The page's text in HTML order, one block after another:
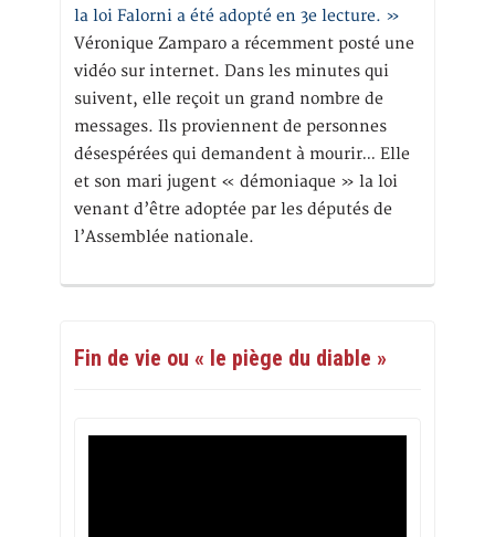
la loi Falorni a été adopté en 3e lecture. »
Véronique Zamparo a récemment posté une
vidéo sur internet. Dans les minutes qui
suivent, elle reçoit un grand nombre de
messages. Ils proviennent de personnes
désespérées qui demandent à mourir… Elle
et son mari jugent « démoniaque » la loi
venant d’être adoptée par les députés de
l’Assemblée nationale.
Fin de vie ou « le piège du diable »